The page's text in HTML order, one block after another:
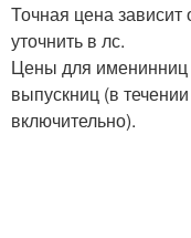
Точная цена
уточнить в лс.
Цены для именинниц
выпускниц (в
включительно).